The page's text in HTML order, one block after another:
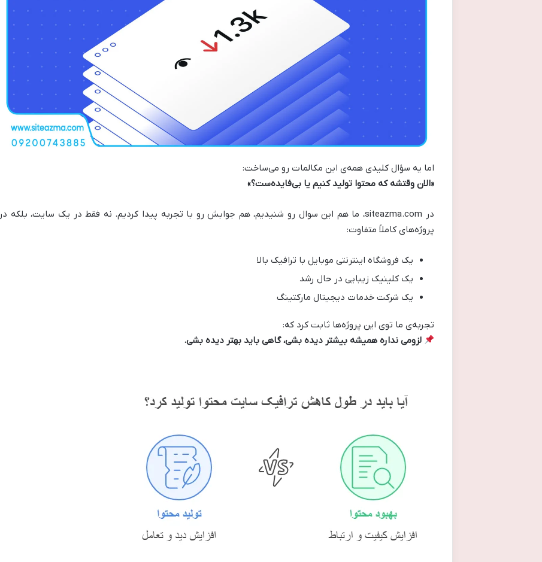
اما یه سؤال کلیدی همه‌ی این مکالمات رو می‌ساخت:
«الان وقتشه که محتوا تولید کنیم یا بی‌فایده‌ست؟»
در siteazma.com، ما هم این سوال رو شنیدیم، هم جوابش رو با تجربه پیدا کردیم. نه فقط در یک سایت، بلکه در
پروژه‌های کاملاً متفاوت:
یک فروشگاه اینترنتی موبایل با ترافیک بالا
یک کلینیک زیبایی در حال رشد
یک شرکت خدمات دیجیتال مارکتینگ
تجربه‌ی ما توی این پروژه‌ها ثابت کرد که:
‌لزومی نداره همیشه بیشتر دیده بشی، گاهی باید بهتر دیده بشی.